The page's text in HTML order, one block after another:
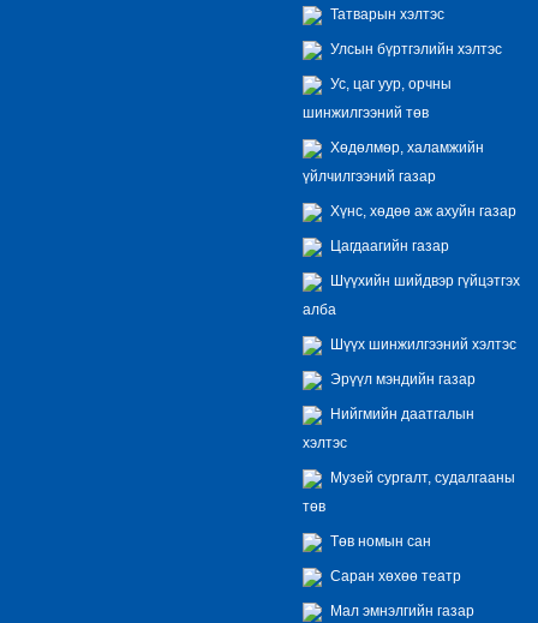
Татварын хэлтэс
Улсын бүртгэлийн хэлтэс
Ус, цаг уур, орчны
шинжилгээний төв
Хөдөлмөр, халамжийн
үйлчилгээний газар
Хүнс, хөдөө аж ахуйн газар
Цагдаагийн газар
Шүүхийн шийдвэр гүйцэтгэх
алба
Шүүх шинжилгээний хэлтэс
Эрүүл мэндийн газар
Нийгмийн даатгалын
хэлтэс
Музей сургалт, судалгааны
төв
Төв номын сан
Саран хөхөө театр
Мал эмнэлгийн газар